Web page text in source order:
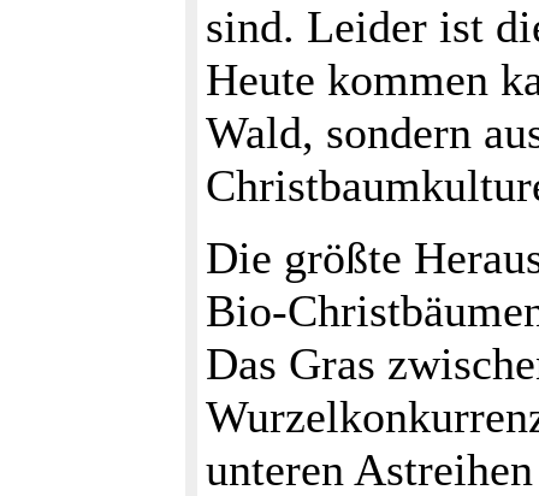
sind. Leider ist
Heute kommen
Wald, sondern
Die größte
Bio-
Das Gras
unteren